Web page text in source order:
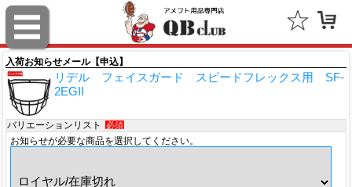
入荷お知らせメール【申込】
リデル フェイスガード スピードフレックス用 SF-
2EGII
バリエーションリスト 必須
お知らせが必要な商品を選択してください。
スポルディング（SPALDING）
ミッチェル＆ネス（Mitchell & Ness）
ポータフォン（PORTAPHONE）
ギルマンギア（Gilman Gear）